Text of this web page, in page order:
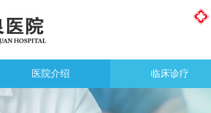
医院介绍 临床诊疗